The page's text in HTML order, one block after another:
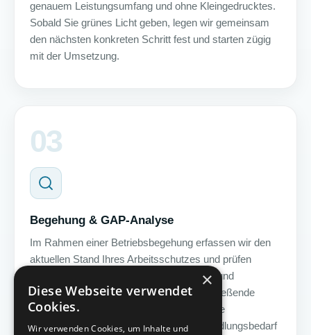
genauem Leistungsumfang und ohne Kleingedrucktes.
Sobald Sie grünes Licht geben, legen wir gemeinsam
den nächsten konkreten Schritt fest und starten zügig
mit der Umsetzung.
03
Begehung & GAP-Analyse
Im Rahmen einer Betriebsbegehung erfassen wir den
aktuellen Stand Ihres Arbeitsschutzes und prüfen
bestehende Dokumentationen, Prozesse und
organisatorische Maßnahmen. Die anschließende
GAP-Analyse zeigt transparent auf, welche
Anforderungen bereits erfüllt sind, wo Handlungsbedarf
×
Diese Webseite verwendet
Cookies.
Wir verwenden Cookies, um Inhalte und